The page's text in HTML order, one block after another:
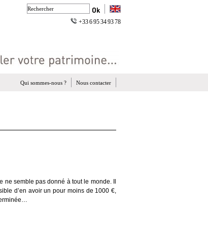
+33 6 95 34 93 78
Nous contacter
Qui sommes-nous ?
ne semble pas donné àtout le monde. Il
d’en avoir un pour moins de 1000€,
ée…